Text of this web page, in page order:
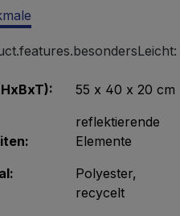
55 x 40 x 20 cm
reflektierende
Elemente
Polyester,
recycelt